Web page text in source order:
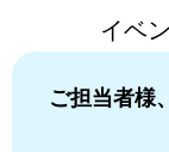
イベ
ご担当者様